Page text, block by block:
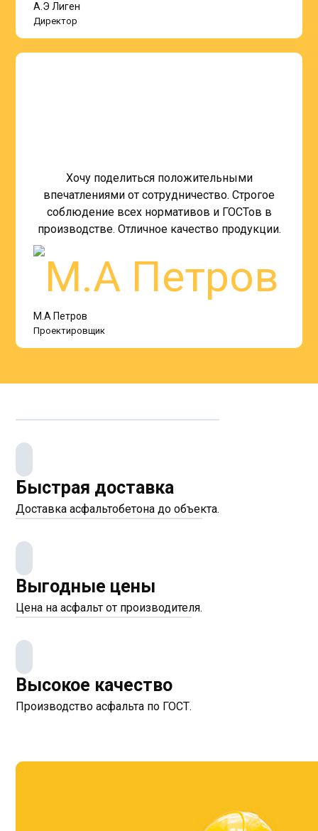
А.Э Лиген
Директор
Хочу поделиться положительными
впечатлениями от сотрудничество. Строгое
соблюдение всех нормативов и ГОСТов в
производстве. Отличное качество продукции.
М.А Петров
Проектировщик
Быстрая доставка
Доставка асфальтобетона до объекта.
Выгодные цены
Цена на асфальт от производителя.
Высокое качество
Производство асфальта по ГОСТ.